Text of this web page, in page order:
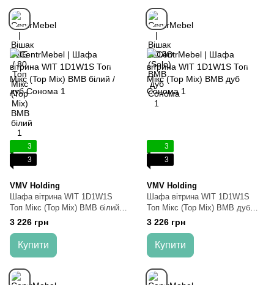
3
3
VMV Holding
Шафа вітрина WIT 1D1W1S
Топ Мікс (Top Mix) ВМВ білий /
дуб Сонома
3 226 грн
Купити
3
3
VMV Holding
Шафа вітрина WIT 1D1W1S
Топ Мікс (Top Mix) ВМВ дуб
Сонома
3 226 грн
Купити